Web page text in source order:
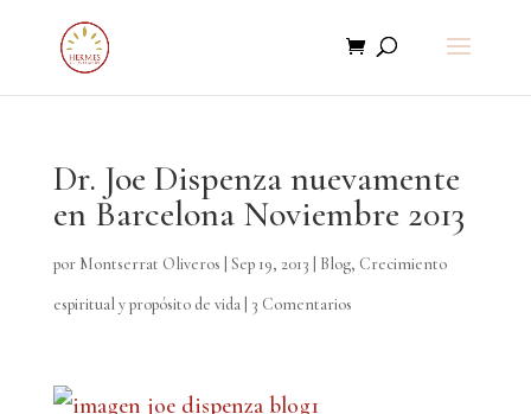
Dr. Joe Dispenza nuevamente
en Barcelona Noviembre 2013
por Montserrat Oliveros Sep 19, 2013 Blog, Crecimiento
espiritual y propósito de vida| 3 Comentarios